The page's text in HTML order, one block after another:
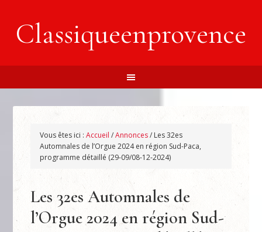
Classiqueenprovence
Vous êtes ici :Accueil /Annonces/ Les 32es
Automnales de l’Orgue 2024 en région Sud-Paca,
programme détaillé (29-09/08-12-2024)
Les 32es Automnales de
l’Orgue 2024 en région Sud-